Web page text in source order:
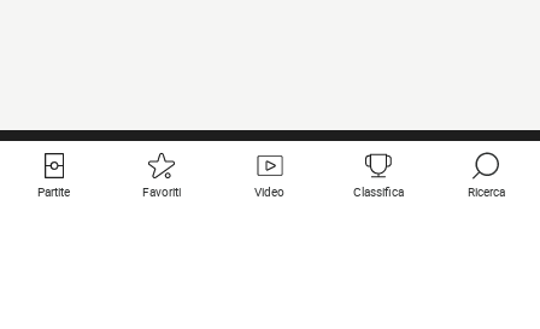
Partite Favoriti Video Classifica Ricerca